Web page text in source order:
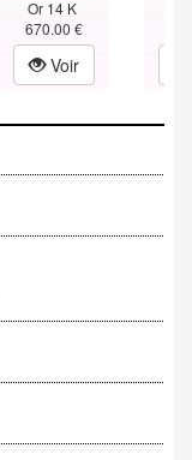
Or 14 K
670.00 €
Voir